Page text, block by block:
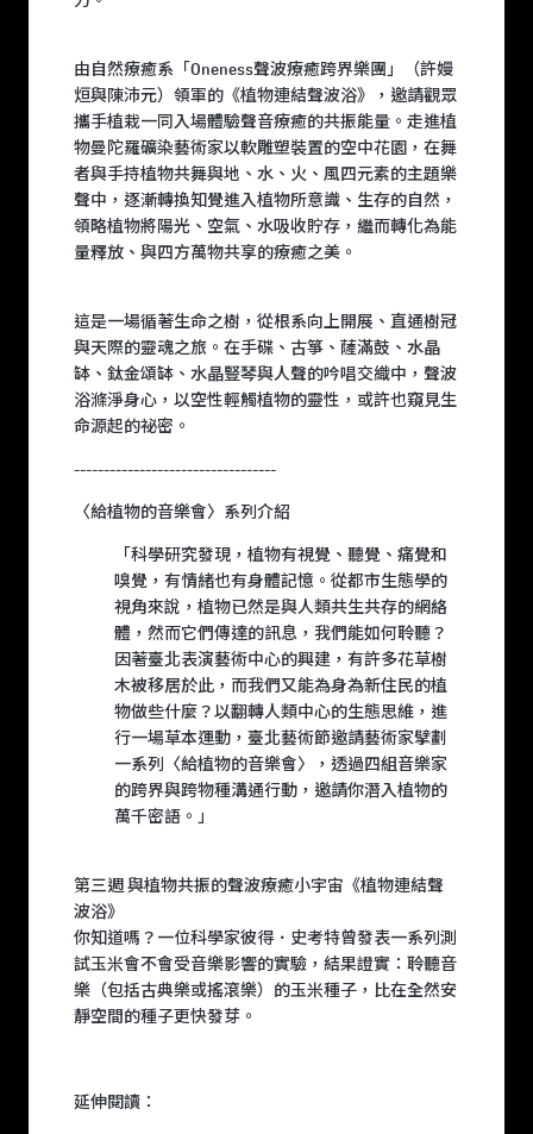
由自然療癒系「Oneness聲波療癒跨界樂團」（許嫚
烜與陳沛元）領軍的《植物連結聲波浴》，邀請觀眾
攜手植栽一同入場體驗聲音療癒的共振能量。走進植
物曼陀羅礦染藝術家以軟雕塑裝置的空中花園，在舞
者與手持植物共舞與地、水、火、風四元素的主題樂
聲中，逐漸轉換知覺進入植物所意識、生存的自然，
領略植物將陽光、空氣、水吸收貯存，繼而轉化為能
量釋放、與四方萬物共享的療癒之美。
這是一場循著生命之樹，從根系向上開展、直通樹冠
與天際的靈魂之旅。在手碟、古箏、薩滿鼓、水晶
缽、鈦金頌缽、水晶豎琴與人聲的吟唱交織中，聲波
浴滌淨身心，以空性輕觸植物的靈性，或許也窺見生
命源起的祕密。
----------------------------------
〈給植物的音樂會〉系列介紹
「科學研究發現，植物有視覺、聽覺、痛覺和
嗅覺，有情緒也有身體記憶。從都市生態學的
視角來說，植物已然是與人類共生共存的網絡
體，然而它們傳達的訊息，我們能如何聆聽？
因著臺北表演藝術中心的興建，有許多花草樹
木被移居於此，而我們又能為身為新住民的植
物做些什麼？以翻轉人類中心的生態思維，進
行一場草本運動，臺北藝術節邀請藝術家擘劃
一系列〈給植物的音樂會〉，透過四組音樂家
的跨界與跨物種溝通行動，邀請你潛入植物的
萬千密語。」
第三週 與植物共振的聲波療癒小宇宙《植物連結聲
波浴》
你知道嗎？一位科學家彼得．史考特曾發表一系列測
試玉米會不會受音樂影響的實驗，結果證實：聆聽音
樂（包括古典樂或搖滾樂）的玉米種子，比在全然安
靜空間的種子更快發芽。
延伸閱讀：